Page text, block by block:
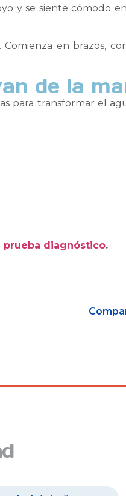
y se siente cómodo
en brazos,
de la
para transformar el
prueba diagnóstico.